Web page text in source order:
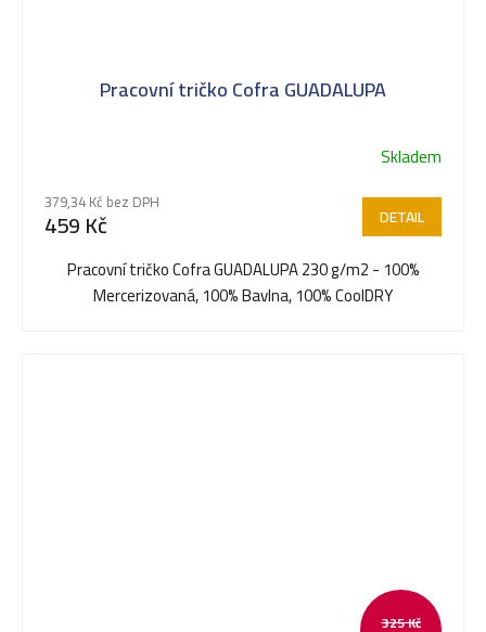
Pracovní tričko Cofra GUADALUPA
Skladem
379,34 Kč bez DPH
459 Kč DETAIL
Pracovní tričko Cofra GUADALUPA 230 g/m2 - 100%
Mercerizovaná, 100% Bavlna, 100% CoolDRY
325 Kč